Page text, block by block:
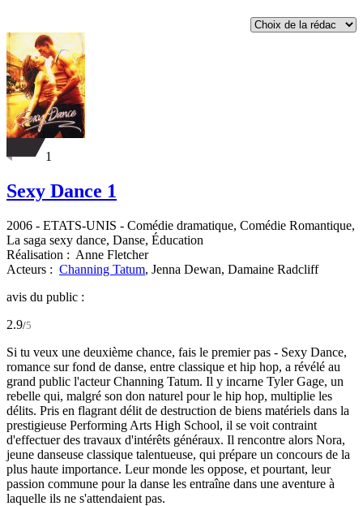
1
Sexy Dance 1
2006 - ETATS-UNIS - Comédie dramatique, Comédie Romantique,
La saga sexy dance, Danse, Éducation
Réalisation : Anne Fletcher
Acteurs : Channing Tatum, Jenna Dewan, Damaine Radcliff
avis du public :
2.9/5
Si tu veux une deuxième chance, fais le premier pas - Sexy Dance,
romance sur fond de danse, entre classique et hip hop, a révélé au
grand public l'acteur Channing Tatum. Il y incarne Tyler Gage, un
rebelle qui, malgré son don naturel pour le hip hop, multiplie les
délits. Pris en flagrant délit de destruction de biens matériels dans la
prestigieuse Performing Arts High School, il se voit contraint
d'effectuer des travaux d'intérêts généraux. Il rencontre alors Nora,
jeune danseuse classique talentueuse, qui prépare un concours de la
plus haute importance. Leur monde les oppose, et pourtant, leur
passion commune pour la danse les entraîne dans une aventure à
laquelle ils ne s'attendaient pas.